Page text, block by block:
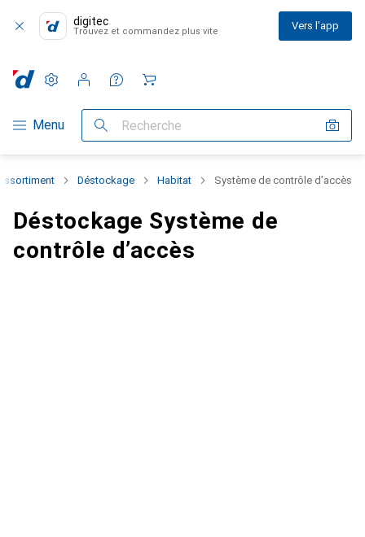
digitec
Trouvez et commandez plus vite Vers l'app
Navigation par catégorie
Menu Recherche
Paramètres
Compte client
Listes de comparaison
Listes d'envies
Panier
Déstockage Habitat Système de contrôle d’accès
Déstockage Système de
contrôle d’accès